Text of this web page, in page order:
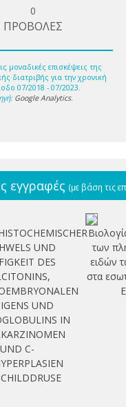
0
ΠΡΟΒΟΛΕΣ
μοναδικές επισκέψεις της
διατριβής για την χρονική
07/2018 - 07/2023.
Google Analytics.
εγγραφές (με βάση τις
UND
DES
UND
IN
UND C-
των
ειδών
στα